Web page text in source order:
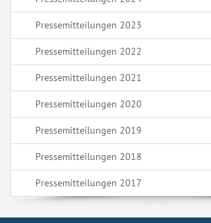
Pressemitteilungen 2023
Pressemitteilungen 2022
Pressemitteilungen 2021
Pressemitteilungen 2020
Pressemitteilungen 2019
Pressemitteilungen 2018
Pressemitteilungen 2017